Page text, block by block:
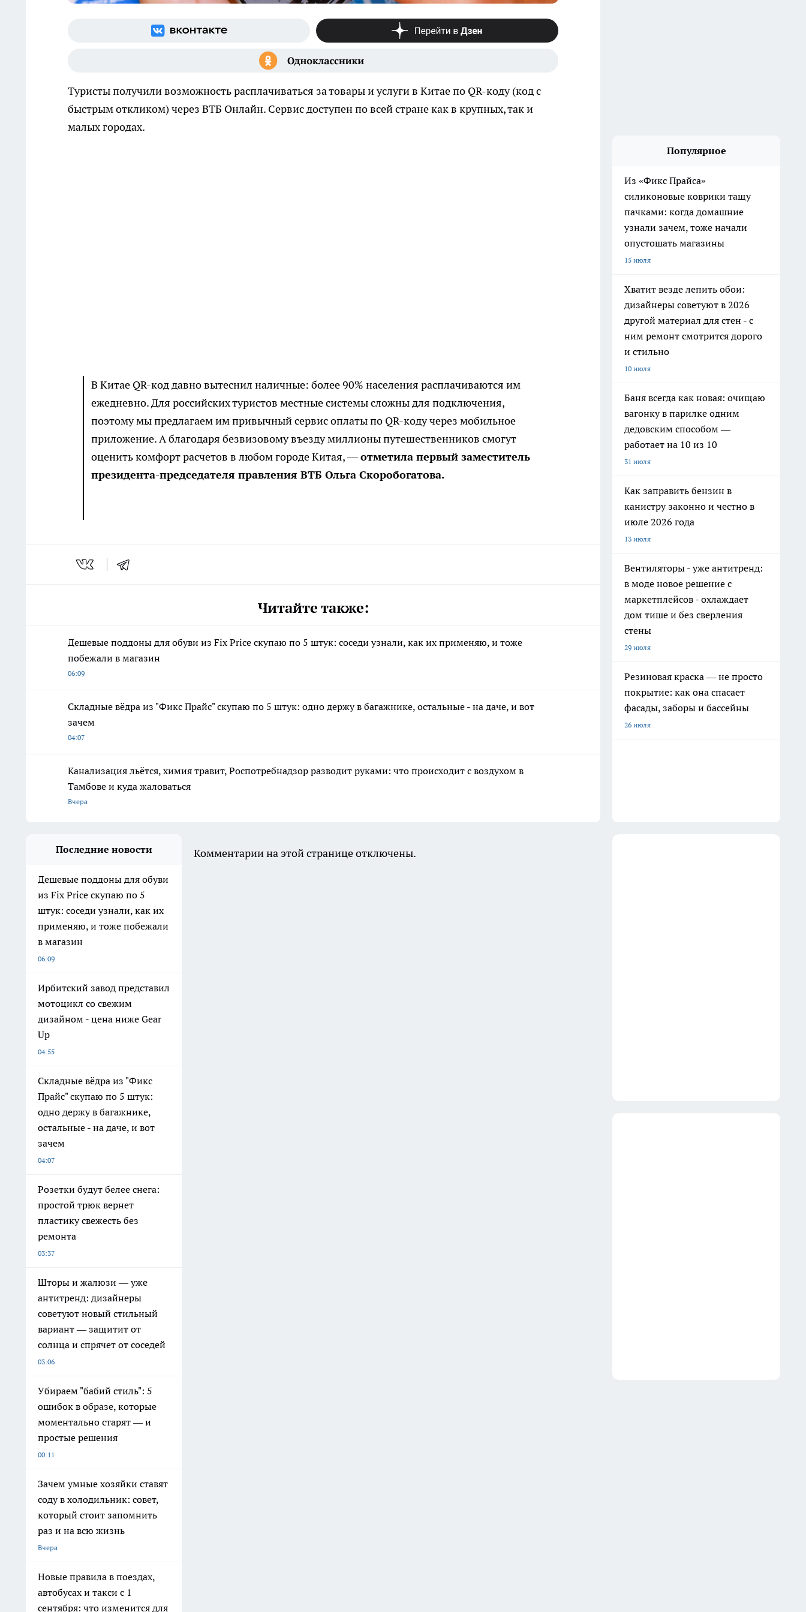
Туристы получили возможность расплачиваться за товары и услуги в Китае по QR-коду (код с
быстрым откликом) через ВТБ Онлайн. Сервис доступен по всей стране как в крупных, так и
малых городах.
В Китае QR-код давно вытеснил наличные: более 90% населения расплачиваются им
ежедневно. Для российских туристов местные системы сложны для подключения,
поэтому мы предлагаем им привычный сервис оплаты по QR-коду через мобильное
приложение. А благодаря безвизовому въезду миллионы путешественников смогут
оценить комфорт расчетов в любом городе Китая, —отметила первый заместитель
президента-председателя правления ВТБ Ольга Скоробогатова.
Читайте также:
Дешевые поддоны для обуви из Fix Price скупаю по 5 штук: соседи узнали, как их применяю, и тоже
побежали в магазин
06:09
Складные вёдра из "Фикс Прайс" скупаю по 5 штук: одно держу в багажнике, остальные - на даче, и вот
зачем
04:07
Канализация льётся, химия травит, Роспотребнадзор разводит руками: что происходит с воздухом в
Тамбове и куда жаловаться
Вчера
Популярное
Из «Фикс Прайса»
силиконовые коврики тащу
пачками: когда домашние
узнали зачем, тоже начали
опустошать магазины
15 июля
Хватит везде лепить обои:
дизайнеры советуют в 2026
другой материал для стен - с
ним ремонт смотрится дорого
и стильно
10 июля
Баня всегда как новая: очищаю
вагонку в парилке одним
дедовским способом —
работает на 10 из 10
31 июля
Как заправить бензин в
канистру законно и честно в
июле 2026 года
13 июля
Вентиляторы - уже антитренд:
в моде новое решение с
маркетплейсов - охлаждает
дом тише и без сверления
стены
29 июля
Резиновая краска — не просто
покрытие: как она спасает
фасады, заборы и бассейны
26 июля
Последние новости
Дешевые поддоны для обуви
из Fix Price скупаю по 5
штук: соседи узнали, как их
применяю, и тоже побежали
в магазин
06:09
Ирбитский завод представил
мотоцикл со свежим
дизайном - цена ниже Gear
Up
04:55
Складные вёдра из "Фикс
Прайс" скупаю по 5 штук:
одно держу в багажнике,
остальные - на даче, и вот
зачем
04:07
Розетки будут белее снега:
простой трюк вернет
пластику свежесть без
ремонта
03:37
Шторы и жалюзи — уже
антитренд: дизайнеры
советуют новый стильный
вариант — защитит от
солнца и спрячет от соседей
03:06
Убираем "бабий стиль": 5
ошибок в образе, которые
моментально старят — и
простые решения
00:11
Зачем умные хозяйки ставят
соду в холодильник: совет,
который стоит запомнить
раз и на всю жизнь
Вчера
Новые правила в поездах,
автобусах и такси с 1
сентября: что изменится для
Комментарии на этой странице отключены.